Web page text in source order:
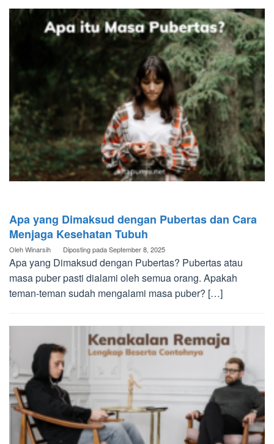
Apa yang Dimaksud dengan Pubertas dan Cara
Menjaga Kesehatan Tubuh
OlehWinarsih Diposting padaSeptember 8, 2025
Apa yang Dimaksud dengan Pubertas? Pubertas atau
masa puber pasti dialami oleh semua orang. Apakah
teman-teman sudah mengalami masa puber? […]